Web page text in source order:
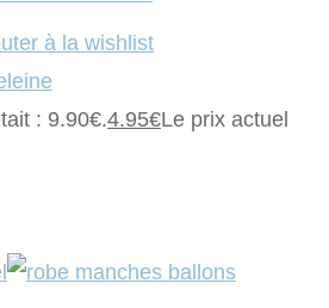
à la wishlist
: 9.90€.4.95€Le prix actuel